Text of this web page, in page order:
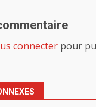
connecter pour